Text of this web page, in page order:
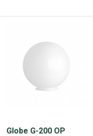
Globe G-200 OP